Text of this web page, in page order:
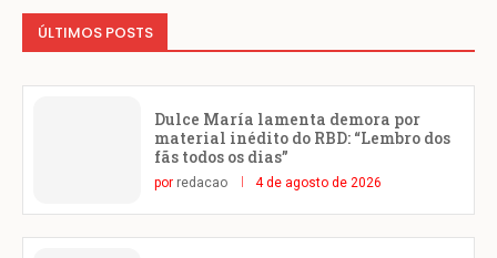
ÚLTIMOS POSTS
Dulce María lamenta demora por
material inédito do RBD: “Lembro dos
fãs todos os dias”
por redacao 4 de agosto de 2026